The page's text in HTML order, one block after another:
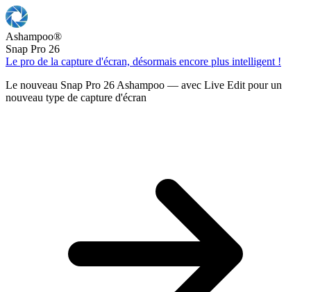
Ashampoo®
Snap Pro 26
Le pro de la capture d'écran, désormais encore plus intelligent !
Le nouveau Snap Pro 26 Ashampoo — avec Live Edit pour un
nouveau type de capture d'écran